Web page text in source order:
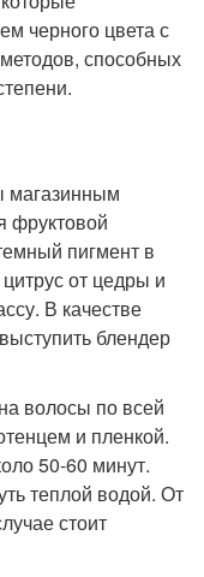
черного цвета с
способных
магазинным
фруктовой
пигмент в
от цедры и
В качестве
блендер
волосы по всей
и пленкой.
50-60 минут.
теплой водой. От
стоит